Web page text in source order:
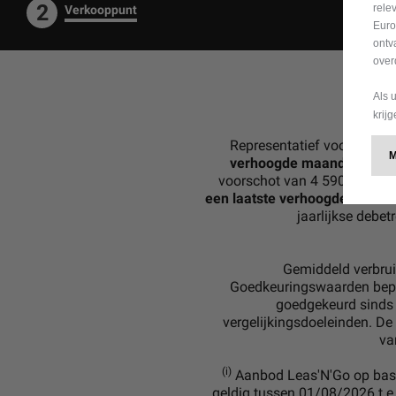
2 Verkooppunt
Representatief voorbeeld
verhoogde
voorschot van 4 590.69 €,
een laatste verhoogde
jaarlijkse
Gemiddeld
Goedkeuringswaarden
goedgekeurd
vergelijkingsdoeleinden.
(i)Aanbod Leas'N'Go op
Als